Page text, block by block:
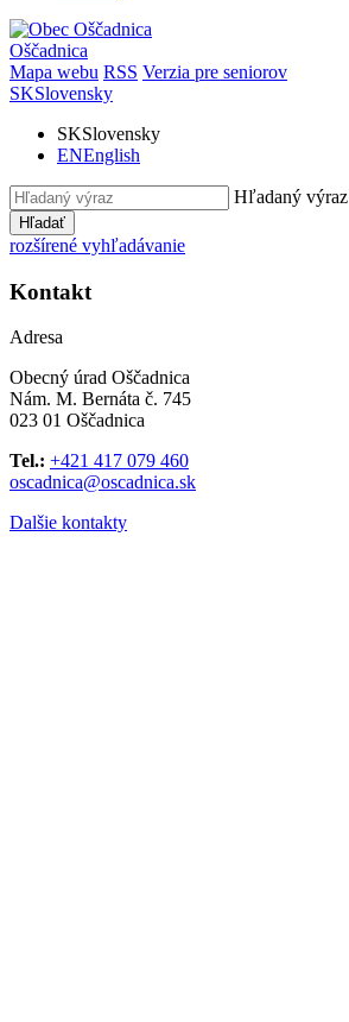
Oščadnica
Mapa webu RSS Verzia pre seniorov
SKSlovensky
SKSlovensky
ENEnglish
Hľadaný výraz
Hľadať
rozšírené vyhľadávanie
Kontakt
Adresa
Obecný úrad Oščadnica
Nám. M. Bernáta č. 745
023 01 Oščadnica
Tel.: +421 417 079 460
oscadnica@oscadnica.sk
Dalšie kontakty